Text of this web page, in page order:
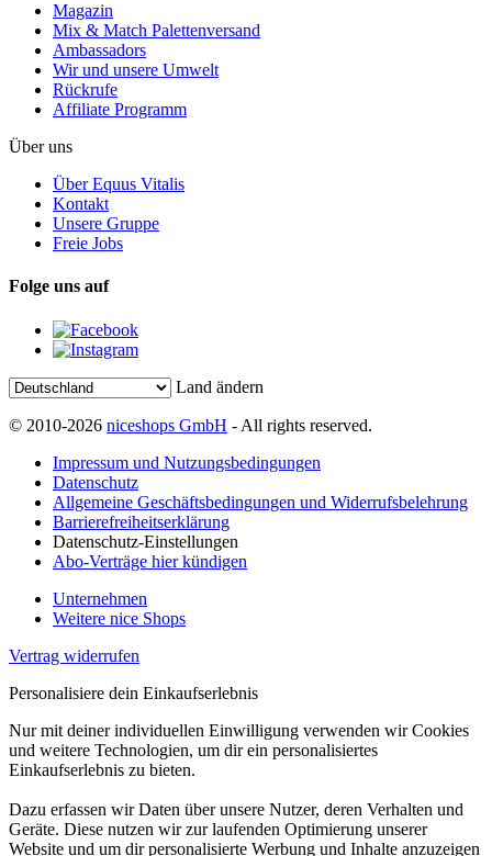
Magazin
Mix & Match Palettenversand
Ambassadors
Wir und unsere Umwelt
Rückrufe
Affiliate Programm
Über uns
Über Equus Vitalis
Kontakt
Unsere Gruppe
Freie Jobs
Folge uns auf
Land ändern
© 2010-2026 niceshops GmbH - All rights reserved.
Impressum und Nutzungsbedingungen
Datenschutz
Allgemeine Geschäftsbedingungen und Widerrufsbelehrung
Barrierefreiheitserklärung
Datenschutz-Einstellungen
Abo-Verträge hier kündigen
Unternehmen
Weitere nice Shops
Vertrag widerrufen
Personalisiere dein Einkaufserlebnis
Nur mit deiner individuellen Einwilligung verwenden wir Cookies
und weitere Technologien, um dir ein personalisiertes
Einkaufserlebnis zu bieten.
Dazu erfassen wir Daten über unsere Nutzer, deren Verhalten und
Geräte. Diese nutzen wir zur laufenden Optimierung unserer
Website und um dir personalisierte Werbung und Inhalte anzuzeigen